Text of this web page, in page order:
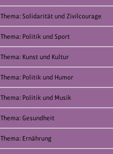
Thema: Solidarität und Zivilcourage
Thema: Politik und Sport
Thema: Kunst und Kultur
Thema: Politik und Humor
Thema: Politik und Musik
Thema: Gesundheit
Thema: Ernährung